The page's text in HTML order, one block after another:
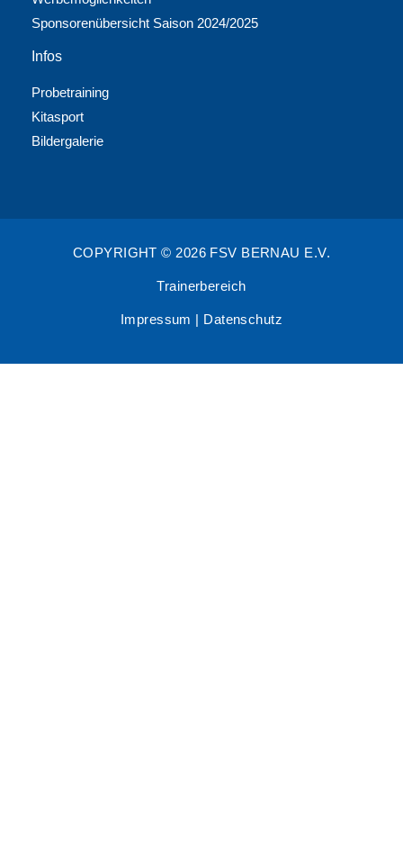
Sponsorenübersicht Saison 2024/2025
Infos
Probetraining
Kitasport
Bildergalerie
COPYRIGHT © 2026 FSV BERNAU E.V.
Trainerbereich
Impressum Datenschutz